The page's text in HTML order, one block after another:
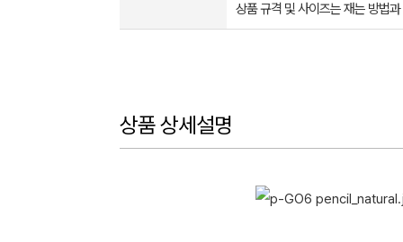
상품 규격 및 사이즈는 재는 방법
상품 상세설명